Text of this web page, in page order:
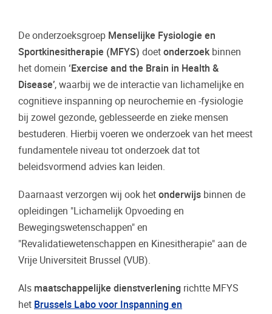
De onderzoeksgroep Menselijke Fysiologie en
Sportkinesitherapie (MFYS) doet onderzoek binnen
het domein ‘Exercise and the Brain in Health &
Disease’, waarbij we de interactie van lichamelijke en
cognitieve inspanning op neurochemie en -fysiologie
bij zowel gezonde, geblesseerde en zieke mensen
bestuderen. Hierbij voeren we onderzoek van het meest
fundamentele niveau tot onderzoek dat tot
beleidsvormend advies kan leiden.
Daarnaast verzorgen wij ook het onderwijs binnen de
opleidingen "Lichamelijk Opvoeding en
Bewegingswetenschappen" en
"Revalidatiewetenschappen en Kinesitherapie" aan de
Vrije Universiteit Brussel (VUB).
Als maatschappelijke dienstverlening richtte MFYS
het Brussels Labo voor Inspanning en